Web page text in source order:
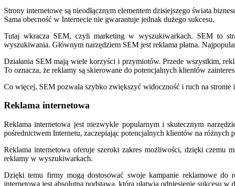
Strony internetowe są nieodłącznym elementem dzisiejszego świata
Sama obecność w Internecie nie gwarantuje jednak dużego sukcesu.
Tutaj wkracza SEM, czyli marketing w wyszukiwarkach. SEM to
wyszukiwania. Głównym narzędziem SEM jest reklama płatna.
Działania SEM mają wiele korzyści i przymiotów. Przede wszystkim,
To oznacza, że reklamy są skierowane do potencjalnych klientów
Co więcej, SEM pozwala szybko zwiększyć widoczność i ruch na
Reklama internetowa
Reklama internetowa jest niezwykle popularnym i skutecznym
pośrednictwem Internetu, zaczepiając potencjalnych klientów na różnych
Reklama internetowa oferuje szeroki zakres możliwości, dzięki
reklamy w wyszukiwarkach.
Dzięki temu firmy mogą dostosować swoje kampanie reklamowe do
internetowa jest absolutną podstawą, która ułatwia odniesienie sukcesu w